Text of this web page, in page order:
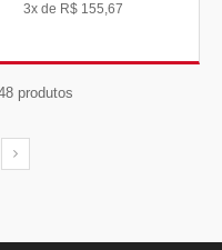
3x de R$ 155,67
produtos